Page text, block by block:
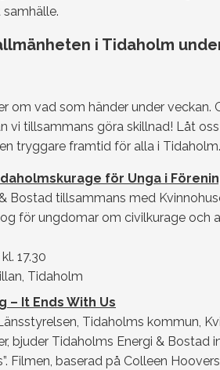
i Tidaholm
om vad som händer under veckan.
vi tillsammans göra skillnad! Låt
tryggare framtid för alla i Tidaholm.
för Unga i
Bostad tillsammans med
för ungdomar om civilkurage och
17.30
Tidaholm
– It Ends With Us
Tidaholms kommun,
bjuder Tidaholms Energi & Bostad
Filmen, baserad på Colleen